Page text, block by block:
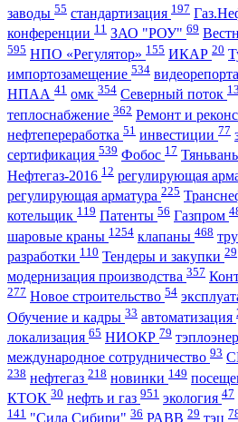
заводы 55 стандартизация 197
конференции 11 ЗАО "РОУ" 69
595 НПО «Регулятор» 155 ИКАР 20
импортозамещение 534
НПАА 41 омк 354 Северный поток 13
теплоснабжение 362 Ремонт и
нефтепереработка 51 инвестиции 77
сертификация 539 Фобос 17
Нефтегаз-2016 12 регулирующая
регулирующая арматура 225
котельщик 119 Патенты 56 Газпром
шаровые краны 1254 клапаны 468
разработки 110 Тендеры и закупки 29
модернизация производства 357
277 Новое строительство 54
Обучение и кадры 33 автоматизация
локализация 65 НИОКР 79
международное сотрудничество 93
238 нефтегаз 218 новинки 149
КТОК 30 нефть и газ 951 экология 47
141 "Сила Сибири" 36 РАВВ 29 тэц